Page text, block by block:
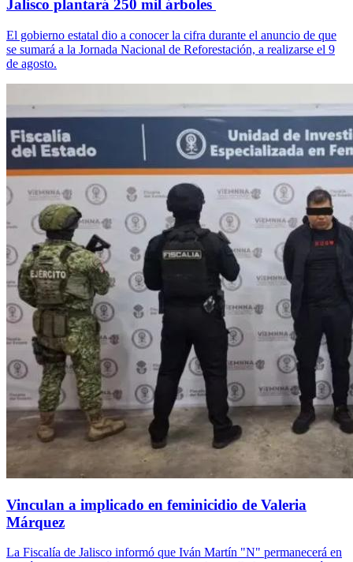
Jalisco plantará 250 mil árboles
El gobierno estatal dio a conocer la cifra durante el anuncio de que
se sumará a la Jornada Nacional de Reforestación, a realizarse el 9
de agosto.
Vinculan a implicado en feminicidio de Valeria
Márquez
La Fiscalía de Jalisco informó que Iván Martín "N" permanecerá en